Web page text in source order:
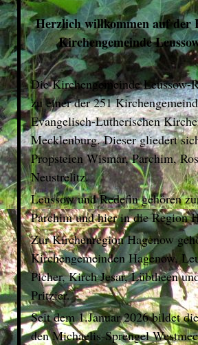
Herzlich willkommen auf der
Kirchengemeinde
Die Kirchengemeinde Leussow-
zu einer der 251
Evangelisch-Lutherischen
Mecklenburg. Dieser gliedert
Propsteien Wismar, Parchim,
Neustrelitz.
Leussow und Redefin gehören
Parchim und hier in die Region
Zur Kirchenregion Hagenow
Kirchengemeinden Hagenow,
Picher, Kirch Jesar, Lübtheen
Pritzier.
Seit dem 1.Januar 2026 bildet
den Michaelis-Sprengel